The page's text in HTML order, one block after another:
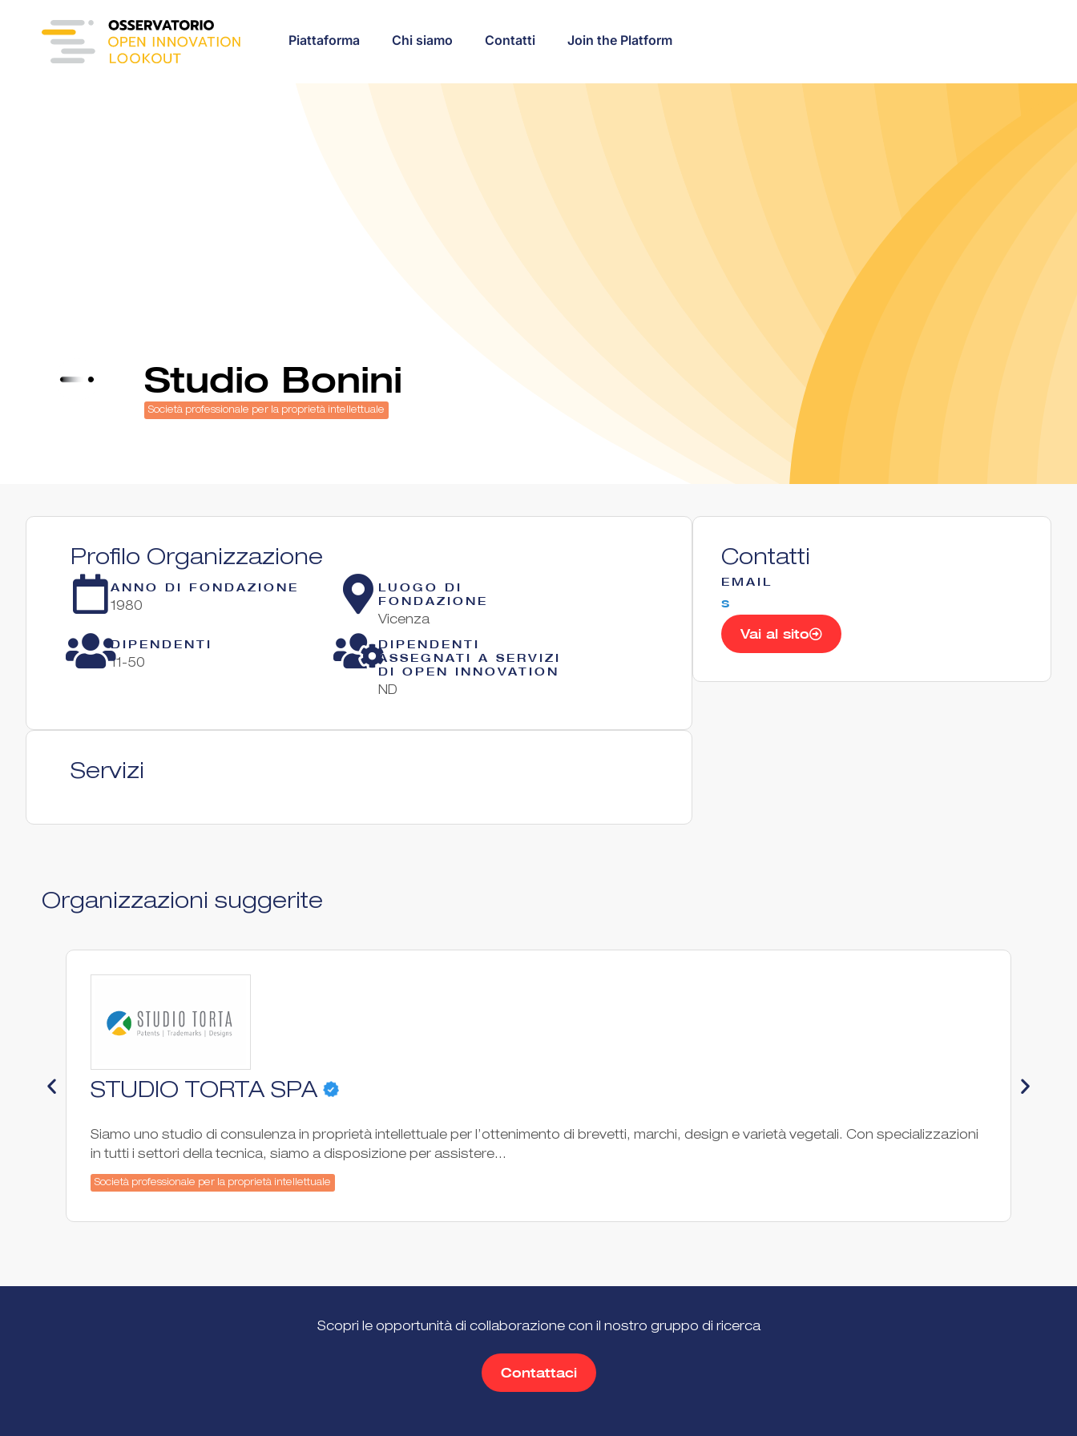
Piattaforma Chi siamo Contatti Join the Platform
Studio Bonini
Società professionale per la proprietà intellettuale
Profilo Organizzazione
ANNO DI FONDAZIONE
1980
LUOGO DI
FONDAZIONE
Vicenza
DIPENDENTI
11-50
DIPENDENTI
ASSEGNATI A SERVIZI
DI OPEN INNOVATION
ND
Servizi
Contatti
EMAIL
s
Vai al sito
Organizzazioni suggerite
STUDIO TORTA SPA
Siamo uno studio di consulenza in proprietà intellettuale per l’ottenimento di brevetti, marchi, design e varietà vegetali. Con specializzazioni
in tutti i settori della tecnica, siamo a disposizione per assistere...
Società professionale per la proprietà intellettuale
Scopri le opportunità di collaborazione con il nostro gruppo di ricerca
Contattaci